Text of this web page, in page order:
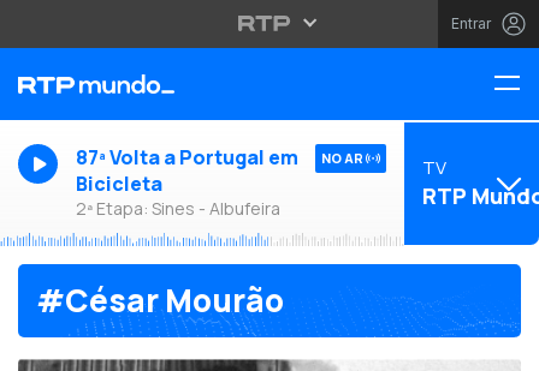
Entrar
87ª Volta a Portugal em
Bicicleta
2ª Etapa: Sines - Albufeira
NO AR TV
RTP
#César Mourão